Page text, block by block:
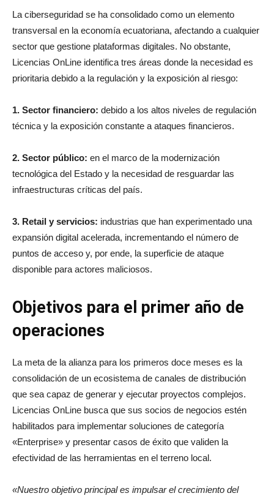
La ciberseguridad se ha consolidado como un elemento
transversal en la economía ecuatoriana, afectando a cualquier
sector que gestione plataformas digitales. No obstante,
Licencias OnLine identifica tres áreas donde la necesidad es
prioritaria debido a la regulación y la exposición al riesgo:
1. Sector financiero: debido a los altos niveles de regulación
técnica y la exposición constante a ataques financieros.
2. Sector público: en el marco de la modernización
tecnológica del Estado y la necesidad de resguardar las
infraestructuras críticas del país.
3. Retail y servicios: industrias que han experimentado una
expansión digital acelerada, incrementando el número de
puntos de acceso y, por ende, la superficie de ataque
disponible para actores maliciosos.
Objetivos para el primer año de
operaciones
La meta de la alianza para los primeros doce meses es la
consolidación de un ecosistema de canales de distribución
que sea capaz de generar y ejecutar proyectos complejos.
Licencias OnLine busca que sus socios de negocios estén
habilitados para implementar soluciones de categoría
«Enterprise» y presentar casos de éxito que validen la
efectividad de las herramientas en el terreno local.
«Nuestro objetivo principal es impulsar el crecimiento del